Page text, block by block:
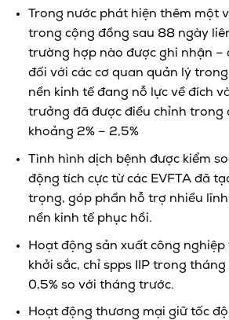
Trong nước phát hiện thêm một
trong cộng đồng sau 88 ngày
trường hợp nào được ghi nhận –
đối với các cơ quan quản lý
nền kinh tế đang nỗ lực về đích
trưởng đã được điều chỉnh trong
khoảng 2% – 2,5%
Tình hình dịch bệnh được kiểm
động tích cực từ các EVFTA đã
trọng, góp phần hỗ trợ nhiều
nền kinh tế phục hồi.
Hoạt động sản xuất công
khởi sắc, chỉ spps IIP trong
0,5% so với tháng trước.
Hoạt động thương mại giữ tốc